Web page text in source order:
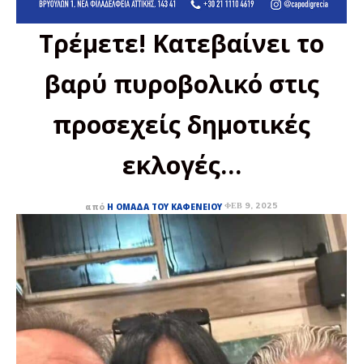
Τρέμετε! Κατεβαίνει το
βαρύ πυροβολικό στις
προσεχείς δημοτικές
εκλογές…
από Η ΟΜΆΔΑ ΤΟΥ ΚΑΦΕΝΕΊΟΥ ΦΕΒ 9, 2025